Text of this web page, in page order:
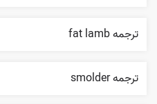
ترجمه fat lamb
ترجمه smolder